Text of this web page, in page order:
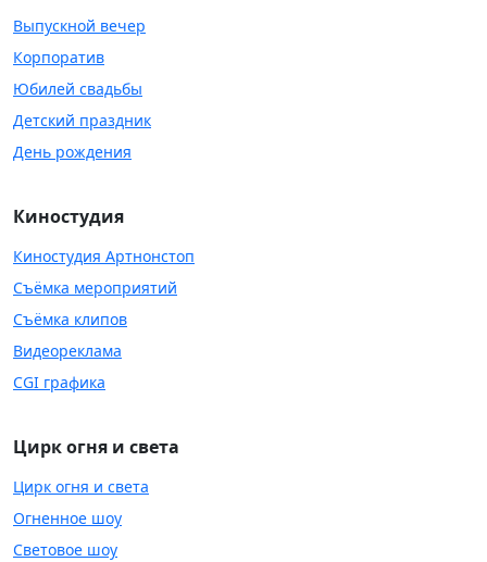
Выпускной вечер
Корпоратив
Юбилей свадьбы
Детский праздник
День рождения
Киностудия
Киностудия Артнонстоп
Съёмка мероприятий
Съёмка клипов
Видеореклама
CGI графика
Цирк огня и света
Цирк огня и света
Огненное шоу
Световое шоу